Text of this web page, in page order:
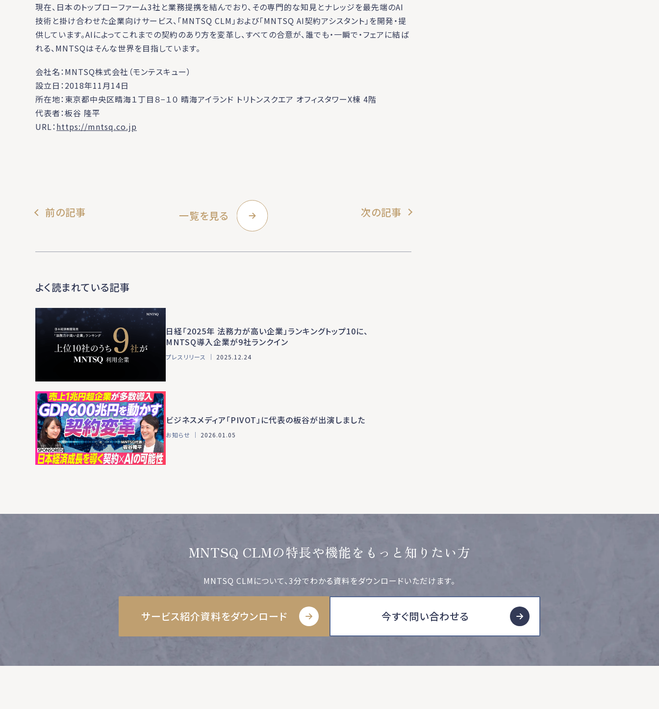
現在、日本のトップローファーム3社と業務提携を結んでおり、その専門的な知見とナレッジを最先端のAI
技術と掛け合わせた企業向けサービス、「MNTSQ CLM」および「MNTSQ AI契約アシスタント」を開発・提
供しています。AIによってこれまでの契約のあり方を変革し、すべての合意が、誰でも・一瞬で・フェアに結ば
れる、MNTSQはそんな世界を目指しています。
会社名：MNTSQ株式会社（モンテスキュー）
設立日：2018年11月14日
所在地：東京都中央区晴海１丁目８−１０ 晴海アイランド トリトンスクエア オフィスタワーX棟 4階
代表者：板谷 隆平
URL： https://mntsq.co.jp
前の記事 一覧を見る 次の記事
よく読まれている記事
日経「2025年 法務力が高い企業」ランキングトップ10に、
MNTSQ導入企業が9社ランクイン
プレスリリース ｜ 2025.12.24
ビジネスメディア「PIVOT」に代表の板谷が出演しました
お知らせ ｜ 2026.01.05
MNTSQ CLMの特長や機能をもっと知りたい方
MNTSQ CLMについて、3分でわかる資料をダウンロードいただけます。
サービス紹介資料をダウンロード 今すぐ問い合わせる